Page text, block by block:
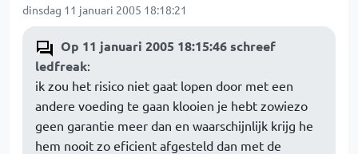
dinsdag 11 januari 2005 18:18:21
Op 11 januari 2005 18:15:46 schreef
ledfreak:
ik zou het risico niet gaat lopen door met een
andere voeding te gaan klooien je hebt zowiezo
geen garantie meer dan en waarschijnlijk krijg he
hem nooit zo eficient afgesteld dan met de